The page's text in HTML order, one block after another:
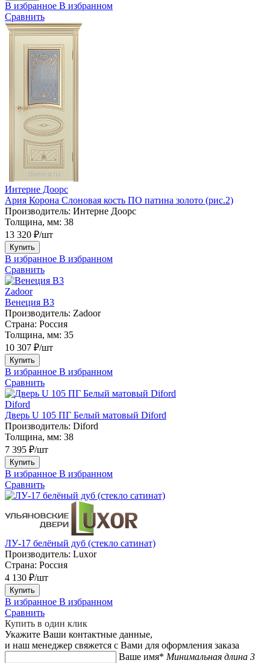
В избранное В избранном
Сравнить
Интерне Доорс
Ария Корона Слоновая кость ПО патина золото (рис.2)
Производитель: Интерне Доорс
Толщина, мм: 38
13 320 ₽/шт
Купить
В избранное В избранном
Сравнить
Zadoor
Венеция В3
Производитель: Zadoor
Страна: Россия
Толщина, мм: 35
10 307 ₽/шт
Купить
В избранное В избранном
Сравнить
Diford
Дверь U 105 ПГ Белый матовый Diford
Производитель: Diford
Толщина, мм: 38
7 395 ₽/шт
Купить
В избранное В избранном
Сравнить
ЛУ-17 белёный дуб (стекло сатинат)
Производитель: Luxor
Страна: Россия
4 130 ₽/шт
Купить
В избранное В избранном
Сравнить
Купить в один клик
Укажите Ваши контактные данные,
и наш менеджер свяжется с Вами для оформления заказа
Ваше имя* Минимальная длина 3